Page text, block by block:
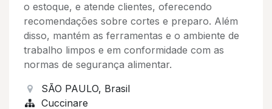
o estoque, e atende clientes, oferecendo
recomendações sobre cortes e preparo. Além
disso, mantém as ferramentas e o ambiente de
trabalho limpos e em conformidade com as
normas de segurança alimentar.
SÃO PAULO, Brasil
Cuccinare